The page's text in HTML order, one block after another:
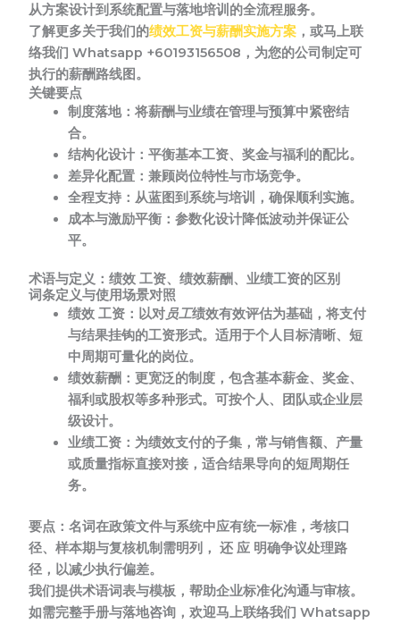
从方案设计到系统配置与落地培训的全流程服务。
了解更多关于我们的绩效工资与薪酬实施方案 ，或马上联
络我们 Whatsapp +60193156508，为您的公司制定可
执行的薪酬路线图。
关键要点
制度落地：将薪酬与业绩在管理与预算中紧密结
合。
结构化设计：平衡基本工资、奖金与福利的配比。
差异化配置：兼顾岗位特性与市场竞争。
全程支持： 从蓝图到系统与培训，确保顺利实施。
成本与激励平衡：参数化设计降低波动并保证公
平。
术语与定义：绩效 工资、绩效薪酬、业绩工资的区别
词条定义与使用场景对照
绩效 工资： 以对员工绩效有效评估为基础，将支付
与结果挂钩的工资形式。适用于个人目标清晰、短
中周期可量化的岗位。
绩效薪酬：更宽泛的制度，包含基本薪金、奖金、
福利或股权等多种形式。可按个人、团队或企业层
级设计。
业绩工资： 为绩效支付的子集，常与销售额、产量
或质量指标直接对接，适合结果导向的短周期任
务。
要点：名词在政策文件与系统中应有统一标准，考核口
径、样本期与复核机制需明列， 还 应 明确争议处理路
径，以减少执行偏差。
我们提供术语词表与模板，帮助企业标准化沟通与审核。
如需完整手册与落地咨询，欢迎马上联络我们 Whatsapp